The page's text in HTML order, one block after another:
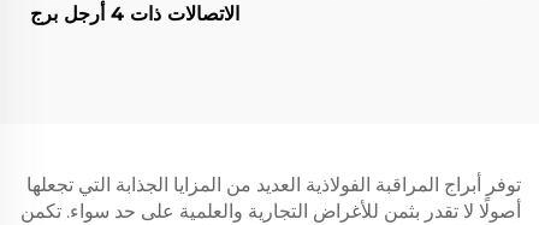
الاتصالات ذات 4 أرجل برج
توفر أبراج المراقبة الفولاذية العديد من المزايا الجذابة التي تجعلها
أصولًا لا تقدر بثمن للأغراض التجارية والعلمية على حد سواء. تكمن